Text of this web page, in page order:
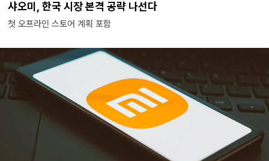
샤오미, 한국 시장 본격 공략 나선다
첫 오프라인 스토어 계획 포함